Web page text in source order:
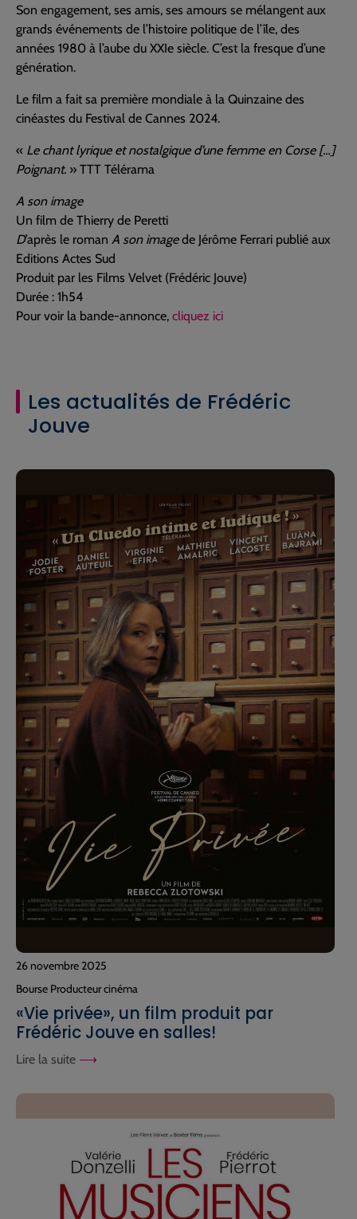
Son engagement, ses amis, ses amours se mélangent aux
grands événements de l’histoire politique de l’île, des
années 1980 à l’aube du XXIe siècle. C’est la fresque d’une
génération.
Le film a fait sa première mondiale à la Quinzaine des
cinéastes du Festival de Cannes 2024.
« Le chant lyrique et nostalgique d’une femme en Corse […]
Poignant. » TTT Télérama
A son image
Un film de Thierry de Peretti
D’après le roman A son imagede Jérôme Ferrari publié aux
Editions Actes Sud
Produit par les Films Velvet (Frédéric Jouve)
Durée : 1h54
Pour voir la bande-annonce, cliquez ici
Les actualités de Frédéric
Jouve
26 novembre 2025
Bourse Producteur cinéma
«Vie privée», un film produit par
Frédéric Jouve en salles!
Lire la suite